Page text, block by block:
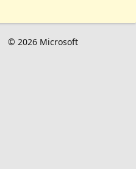
© 2026 Microsoft